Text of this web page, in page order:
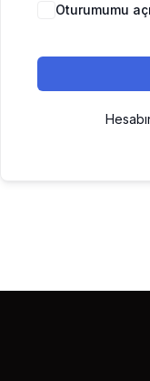
Oturumumu